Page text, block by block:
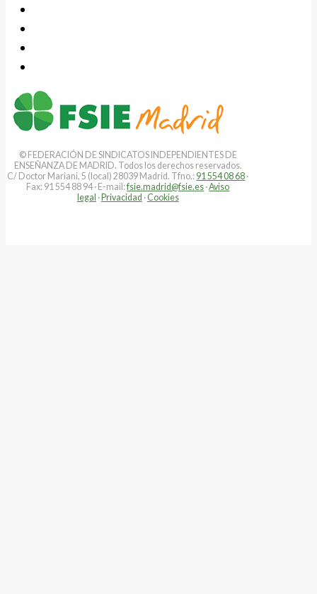
© FEDERACIÓN DE SINDICATOS INDEPENDIENTES DE
ENSEÑANZA DE MADRID. Todos los derechos reservados.
C/ Doctor Mariani, 5 (local) 28039 Madrid. Tfno.: 91 554 08 68 ·
Fax: 91 554 88 94 · E-mail:fsie.madrid@fsie.es ·Aviso
legal ·Privacidad · Cookies